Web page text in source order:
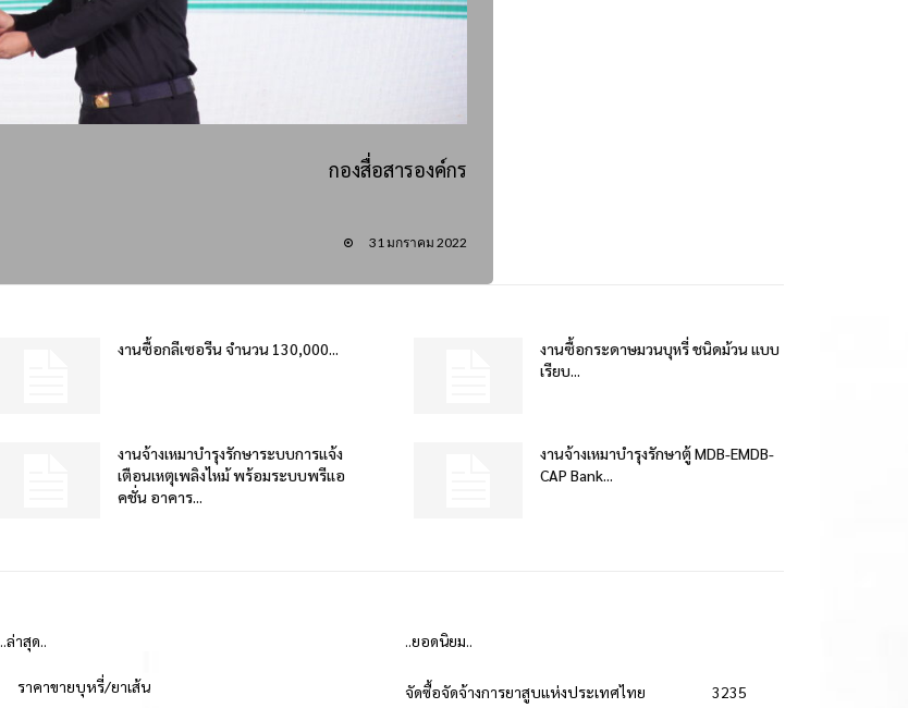
กองสื่อสารองค์กร
31 มกราคม 2022
งานซื้อกลีเซอรีน จำนวน 130,000...
งานซื้อกระดาษมวนบุหรี่ ชนิดม้วน แบบ
เรียบ...
งานจ้างเหมาบำรุงรักษาระบบการแจ้ง
เตือนเหตุเพลิงไหม้ พร้อมระบบพรีแอ
คชั่น อาคาร...
งานจ้างเหมาบำรุงรักษาตู้ MDB-EMDB-
CAP Bank...
..ล่าสุด..
ราคาขายบุหรี่/ยาเส้น
..ยอดนิยม..
จัดซื้อจัดจ้างการยาสูบแห่งประเทศไทย 3235